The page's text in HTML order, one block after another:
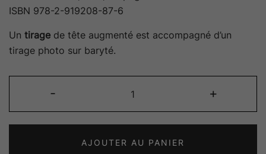
ISBN 978-2-919208-87-6
Un tirage de tête augmenté est accompagné d’un
tirage photo sur baryté.
- +
AJOUTER AU PANIER